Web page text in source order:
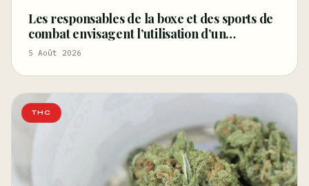
Les responsables de la boxe et des sports de
combat envisagent l’utilisation d’un
éthylotest pour détecter la consommation de
Moment
5 Août 2026
THC